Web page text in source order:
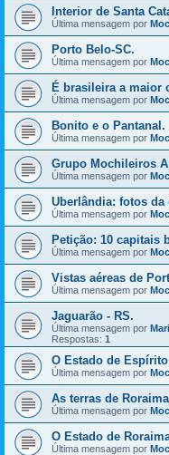
Interior de Santa
Última mensagem por
Porto Belo-SC.
Última mensagem por
É brasileira a maior
Última mensagem por
Bonito e o Pantanal.
Última mensagem por
Grupo Mochileiros
Última mensagem por
Uberlândia: fotos da
Última mensagem por
Petição: 10 capitais
Última mensagem por
Vistas aéreas de
Última mensagem por
Jaguarão - RS.
Última mensagem por
Respostas: 1
O Estado de
Última mensagem por
As terras de
Última mensagem por
O Estado de
Última mensagem por